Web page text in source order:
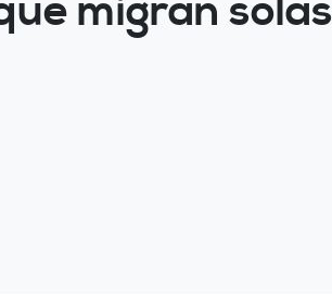
migran solas